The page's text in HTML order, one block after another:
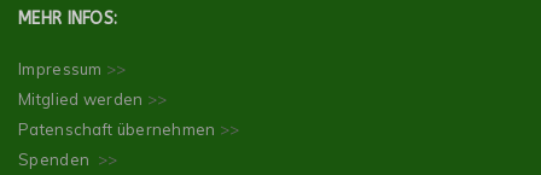
MEHR INFOS:
Impressum >>
Mitglied werden >>
Patenschaft übernehmen >>
Spenden >>